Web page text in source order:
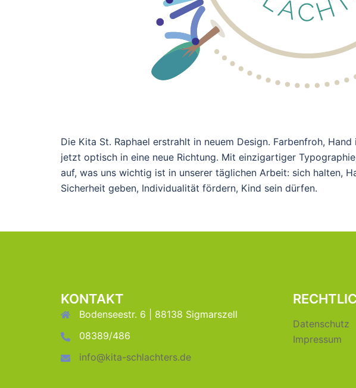
Die Kita St. Raphael erstrahlt in neuem Design. Farbenfroh,
jetzt optisch in eine neue Richtung. Mit einzigartiger
auf, was uns wichtig ist in unserer täglichen Arbeit: sich halten,
Sicherheit geben, Individualität fördern, Kind sein dürfen.
KONTAKT
Bodenseestr. 6 | 88138 Sigmarszell
08389/486
info@kita-schlachters.de
Datenschutz
Impressum